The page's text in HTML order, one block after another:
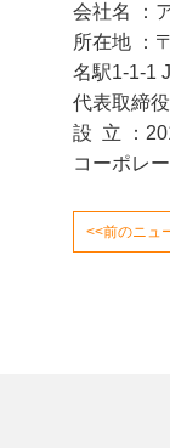
会社名 ：
所在地 ：
名駅1-1-1
代表取締
設 立 ：
コーポレ
<<前のニュ